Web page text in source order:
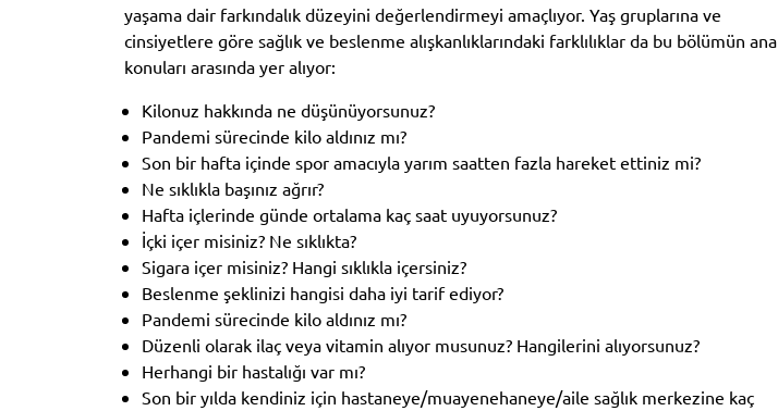
yaşama dair farkındalık düzeyini değerlendirmeyi amaçlıyor. Yaş gruplarına ve
cinsiyetlere göre sağlık ve beslenme alışkanlıklarındaki farklılıklar da bu bölümün ana
konuları arasında yer alıyor:
Kilonuz hakkında ne düşünüyorsunuz?
Pandemi sürecinde kilo aldınız mı?
Son bir hafta içinde spor amacıyla yarım saatten fazla hareket ettiniz mi?
Ne sıklıkla başınız ağrır?
Hafta içlerinde günde ortalama kaç saat uyuyorsunuz?
İçki içer misiniz? Ne sıklıkta?
Sigara içer misiniz? Hangi sıklıkla içersiniz?
Beslenme şeklinizi hangisi daha iyi tarif ediyor?
Pandemi sürecinde kilo aldınız mı?
Düzenli olarak ilaç veya vitamin alıyor musunuz? Hangilerini alıyorsunuz?
Herhangi bir hastalığı var mı?
Son bir yılda kendiniz için hastaneye/muayenehaneye/aile sağlık merkezine kaç